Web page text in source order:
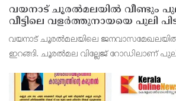
വയനാട് ചൂരൽമലയിൽ വീണ്ടും
വീട്ടിലെ വളർത്തുനായയെ പുലി
വയനാട് ചൂരൽമലയിലെ
ഇറങ്ങി. ചൂരൽമല വില്ലേജ് റോഡിലാണ്
പിടിച്ചു.ഇത് നാലാംതവണയാണ് വിജയന്റെ